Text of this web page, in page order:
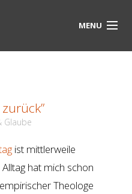
MENU
Glaube
ist mittlerweile
hat mich schon
Theologe